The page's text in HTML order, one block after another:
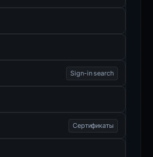
Sign-in search
Сертификаты